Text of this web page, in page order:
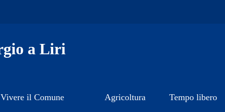
a Liri
Vivere il Comune Agricoltura Tempo libero